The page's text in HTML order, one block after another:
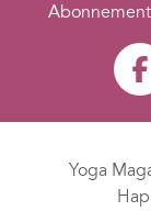
Yoga